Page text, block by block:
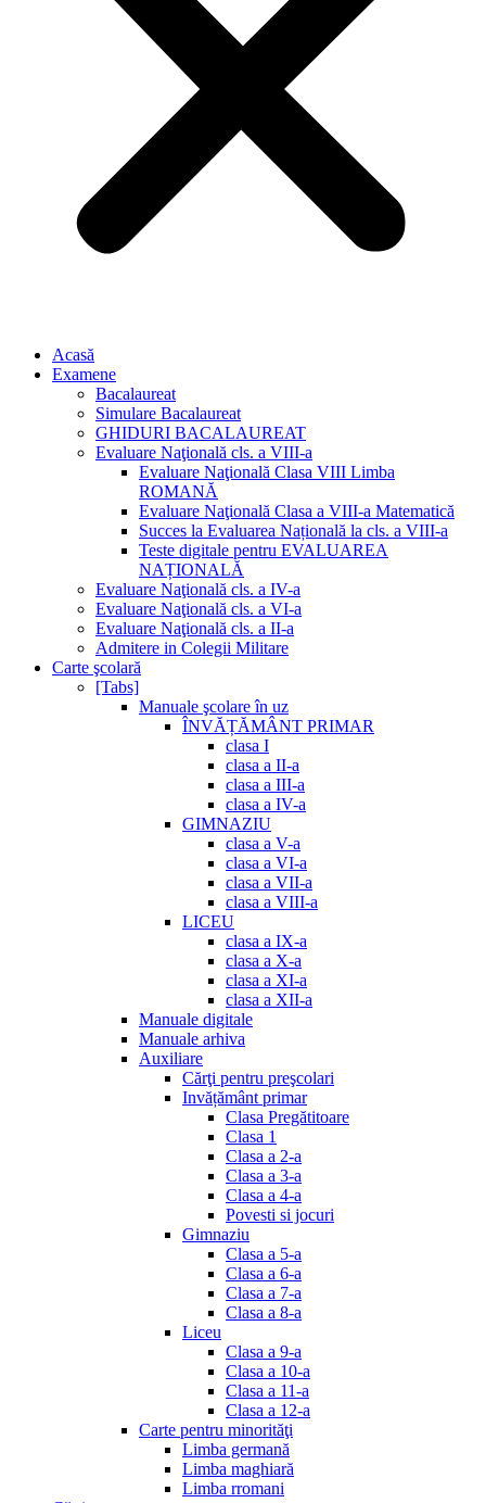
Acasă
Examene
Bacalaureat
Simulare Bacalaureat
GHIDURI BACALAUREAT
Evaluare Naţională cls. a VIII-a
Evaluare Naţională Clasa VIII Limba
ROMANĂ
Evaluare Naţională Clasa a VIII-a Matematică
Succes la Evaluarea Națională la cls. a VIII-a
Teste digitale pentru EVALUAREA
NAȚIONALĂ
Evaluare Naţională cls. a IV-a
Evaluare Naţională cls. a VI-a
Evaluare Naţională cls. a II-a
Admitere in Colegii Militare
Carte şcolară
[Tabs]
Manuale şcolare în uz
ÎNVĂȚĂMÂNT PRIMAR
clasa I
clasa a II-a
clasa a III-a
clasa a IV-a
GIMNAZIU
clasa a V-a
clasa a VI-a
clasa a VII-a
clasa a VIII-a
LICEU
clasa a IX-a
clasa a X-a
clasa a XI-a
clasa a XII-a
Manuale digitale
Manuale arhiva
Auxiliare
Cărţi pentru preşcolari
Invățământ primar
Clasa Pregătitoare
Clasa 1
Clasa a 2-a
Clasa a 3-a
Clasa a 4-a
Povesti si jocuri
Gimnaziu
Clasa a 5-a
Clasa a 6-a
Clasa a 7-a
Clasa a 8-a
Liceu
Clasa a 9-a
Clasa a 10-a
Clasa a 11-a
Clasa a 12-a
Carte pentru minorităţi
Limba germană
Limba maghiară
Limba rromani